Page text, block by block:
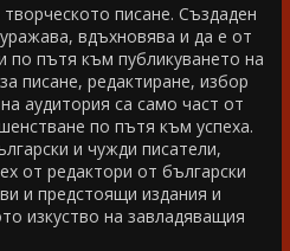
писане. Създаден
вдъхновява и да е от
по пътя към публикуването на
писане, редактиране, избор
аудитория са само част от
по пътя към успеха.
и чужди писатели,
от редактори от български
и предстоящи издания и
изкуство на завладяващия